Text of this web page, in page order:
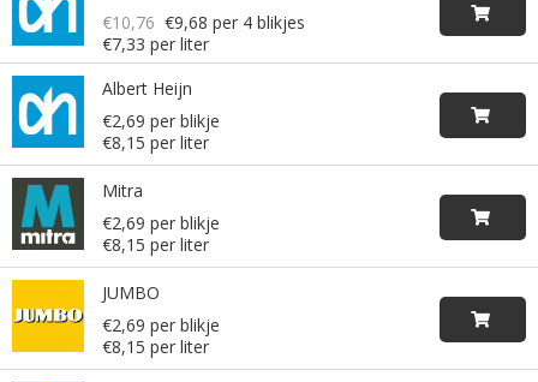
€10,76 €9,68 per 4 blikjes
€7,33 per liter
Albert Heijn
€2,69 per blikje
€8,15 per liter
Mitra
€2,69 per blikje
€8,15 per liter
JUMBO
€2,69 per blikje
€8,15 per liter